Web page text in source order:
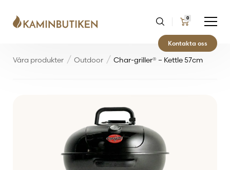
0
Kontakta oss
Våra produkter Outdoor Char-griller® – Kettle 57cm